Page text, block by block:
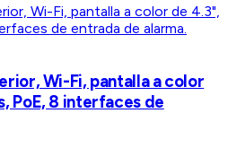
Wi-Fi, pantalla a color
PoE, 8 interfaces de